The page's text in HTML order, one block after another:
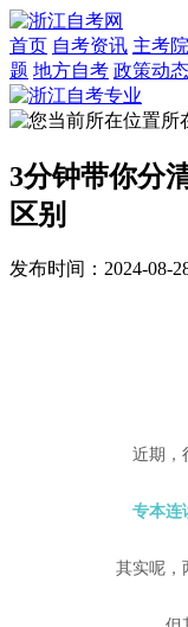
首页 自考资讯 主考
题 地方自考 政策动态
所
3分钟带你分
区别
发布时间：2024-08-
近期，
专本连
其实呢，